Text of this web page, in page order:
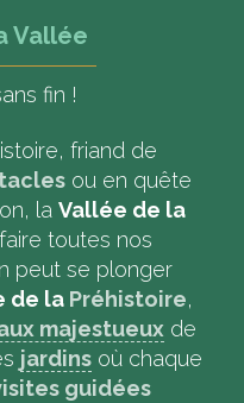
Vallée
fin !
friand de
ou en quête
la Vallée de la
toutes nos
peut se plonger
de la Préhistoire,
majestueux de
jardins où chaque
guidées